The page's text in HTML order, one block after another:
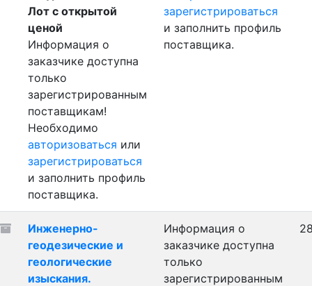
Лот с открытой
ценой
Информация о
заказчике доступна
только
зарегистрированным
поставщикам!
Необходимо
авторизоваться или
зарегистрироваться
и заполнить профиль
поставщика.
зарегистрироваться
и заполнить профиль
поставщика.
Инженерно-
геодезические и
геологические
изыскания.
Информация о
заказчике доступна
только
зарегистрированным